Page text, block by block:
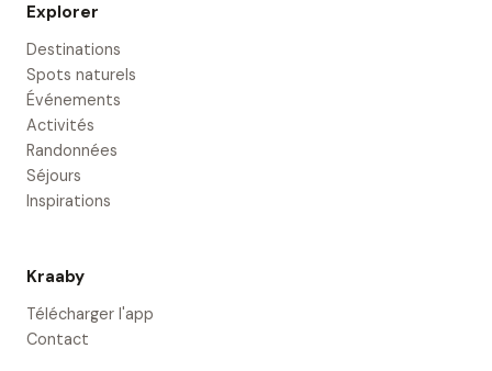
Explorer
Destinations
Spots naturels
Événements
Activités
Randonnées
Séjours
Inspirations
Kraaby
Télécharger l'app
Contact